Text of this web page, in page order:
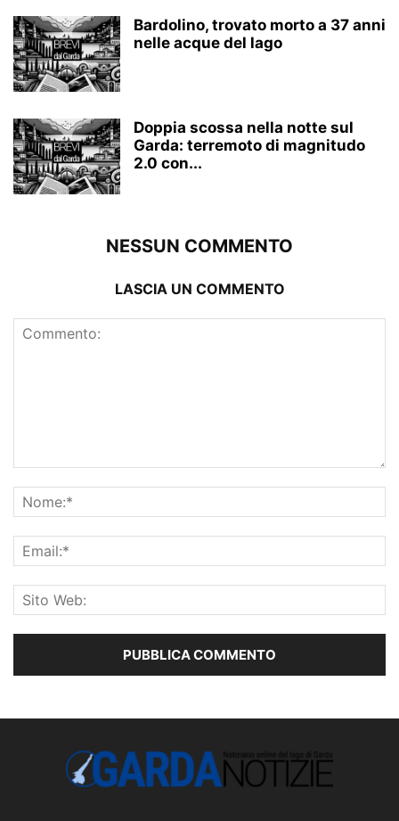
Bardolino, trovato morto a 37 anni
nelle acque del lago
Doppia scossa nella notte sul
Garda: terremoto di magnitudo
2.0 con...
NESSUN COMMENTO
LASCIA UN COMMENTO